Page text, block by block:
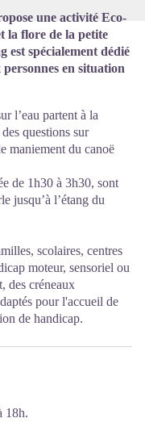
une activité Eco-
la flore de la petite
est spécialement dédié
en situation
l’eau partent à la
questions sur
maniement du canoë
de 1h30 à 3h30, sont
jusqu’à l’étang du
scolaires, centres
moteur, sensoriel ou
des créneaux
pour l'accueil de
de handicap.
18h.